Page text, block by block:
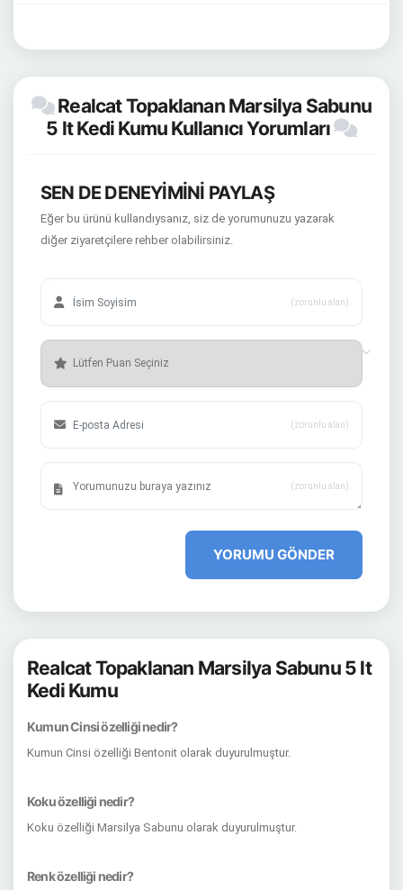
Realcat Topaklanan Marsilya Sabunu
5 lt Kedi Kumu Kullanıcı Yorumları
SEN DE DENEYİMİNİ PAYLAŞ
Eğer bu ürünü kullandıysanız, siz de yorumunuzu yazarak
diğer ziyaretçilere rehber olabilirsiniz.
(zorunlu alan)
(zorunlu alan)
(zorunlu alan)
YORUMU GÖNDER
Realcat Topaklanan Marsilya Sabunu 5 lt
Kedi Kumu
Kumun Cinsi özelliği nedir?
Kumun Cinsi özelliği Bentonit olarak duyurulmuştur.
Koku özelliği nedir?
Koku özelliği Marsilya Sabunu olarak duyurulmuştur.
Renk özelliği nedir?